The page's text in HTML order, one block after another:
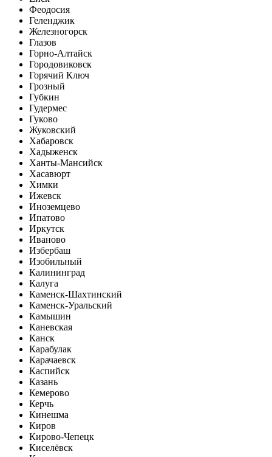
Феодосия
Геленджик
Железногорск
Глазов
Горно-Алтайск
Городовиковск
Горячий Ключ
Грозный
Губкин
Гудермес
Гуково
Жуковский
Хабаровск
Хадыженск
Ханты-Мансийск
Хасавюрт
Химки
Ижевск
Иноземцево
Ипатово
Иркутск
Иваново
Избербаш
Изобильный
Калининград
Калуга
Каменск-Шахтинский
Каменск-Уральский
Камышин
Каневская
Канск
Карабулак
Карачаевск
Каспийск
Казань
Кемерово
Керчь
Кинешма
Киров
Кирово-Чепецк
Киселёвск